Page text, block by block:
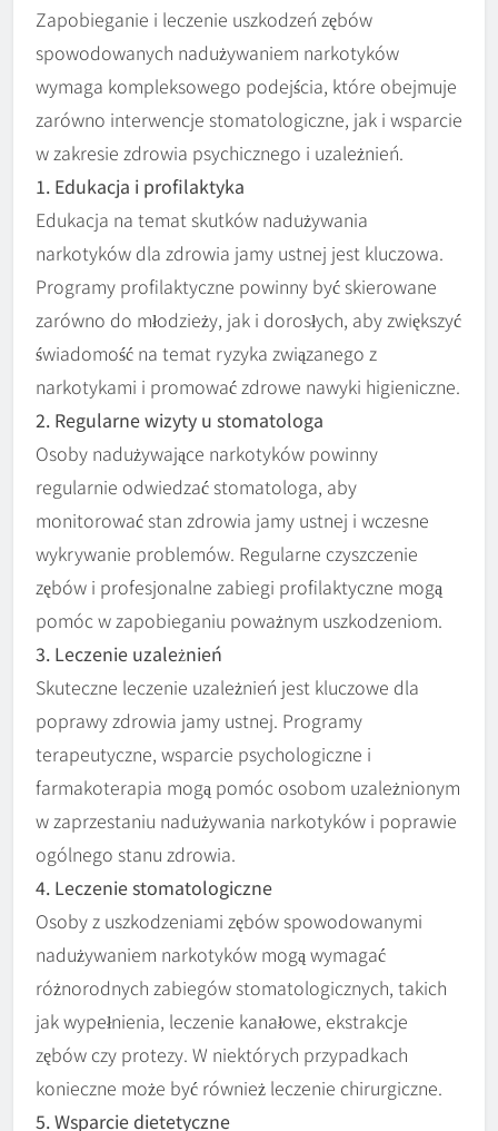
Zapobieganie i leczenie uszkodzeń zębów
spowodowanych nadużywaniem narkotyków
wymaga kompleksowego podejścia, które obejmuje
zarówno interwencje stomatologiczne, jak i wsparcie
w zakresie zdrowia psychicznego i uzależnień.
1. Edukacja i profilaktyka
Edukacja na temat skutków nadużywania
narkotyków dla zdrowia jamy ustnej jest kluczowa.
Programy profilaktyczne powinny być skierowane
zarówno do młodzieży, jak i dorosłych, aby zwiększyć
świadomość na temat ryzyka związanego z
narkotykami i promować zdrowe nawyki higieniczne.
2. Regularne wizyty u stomatologa
Osoby nadużywające narkotyków powinny
regularnie odwiedzać stomatologa, aby
monitorować stan zdrowia jamy ustnej i wczesne
wykrywanie problemów. Regularne czyszczenie
zębów i profesjonalne zabiegi profilaktyczne mogą
pomóc w zapobieganiu poważnym uszkodzeniom.
3. Leczenie uzależnień
Skuteczne leczenie uzależnień jest kluczowe dla
poprawy zdrowia jamy ustnej. Programy
terapeutyczne, wsparcie psychologiczne i
farmakoterapia mogą pomóc osobom uzależnionym
w zaprzestaniu nadużywania narkotyków i poprawie
ogólnego stanu zdrowia.
4. Leczenie stomatologiczne
Osoby z uszkodzeniami zębów spowodowanymi
nadużywaniem narkotyków mogą wymagać
różnorodnych zabiegów stomatologicznych, takich
jak wypełnienia, leczenie kanałowe, ekstrakcje
zębów czy protezy. W niektórych przypadkach
konieczne może być również leczenie chirurgiczne.
5. Wsparcie dietetyczne